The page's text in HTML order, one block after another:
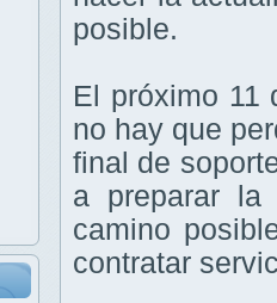
posible.
El próximo 11
no hay que
final de
a preparar la
camino
contratar